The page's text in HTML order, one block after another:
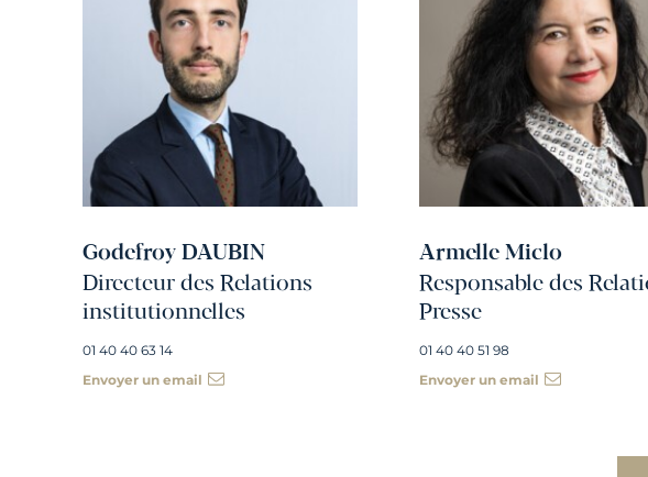
Godefroy DAUBIN
Directeur des Relations
institutionnelles
01 40 40 63 14
Envoyer un email
Armelle Miclo
Responsable des
Presse
01 40 40 51 98
Envoyer un email